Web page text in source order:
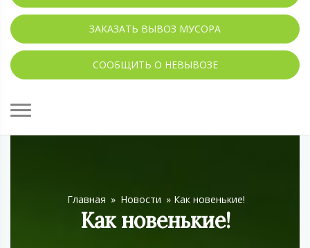
ЗАКАЗАТЬ ВЫВОЗ МУСОРА
СООБЩИТЬ О НЕВЫВОЗЕ
Главная » Новости » Как новенькие!
Как новенькие!